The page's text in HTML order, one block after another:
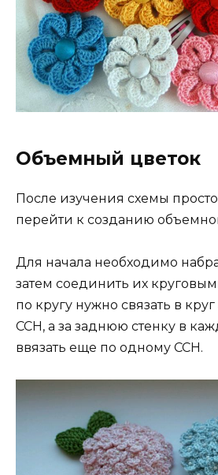
Объемный цветок
После изучения схемы
перейти к созданию
Для начала необходимо
затем соединить их
по кругу нужно связать в
ССН, а за заднюю стенку в
ввязать еще по одному ССН.